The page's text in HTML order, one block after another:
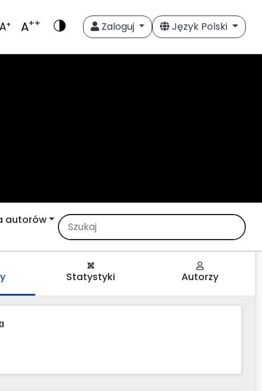
A+ A++ Zaloguj Język Polski
autorów
Statystyki Autorzy